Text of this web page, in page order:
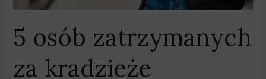
5 osób zatrzymanych
za kradzieże
swojego